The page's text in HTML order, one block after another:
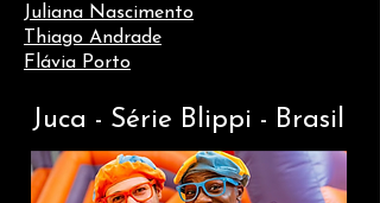
Juliana Nascimento
Thiago Andrade
Flávia Porto
Juca - Série Blippi - Brasil